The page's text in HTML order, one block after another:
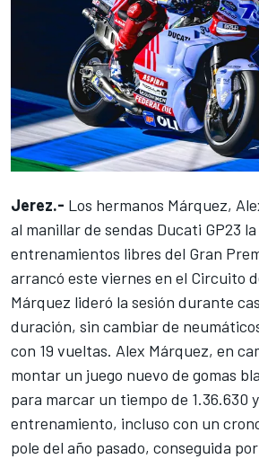
Jerez.- Los hermanos Márquez,
al manillar de sendas Ducati GP23
entrenamientos libres del Gran
arrancó este viernes en el Circuito
Márquez lideró la sesión durante
duración, sin cambiar de
con 19 vueltas. Alex Márquez, en
montar un juego nuevo de gomas
para marcar un tiempo de 1.36.630
entrenamiento, incluso con un
pole del año pasado, conseguida por